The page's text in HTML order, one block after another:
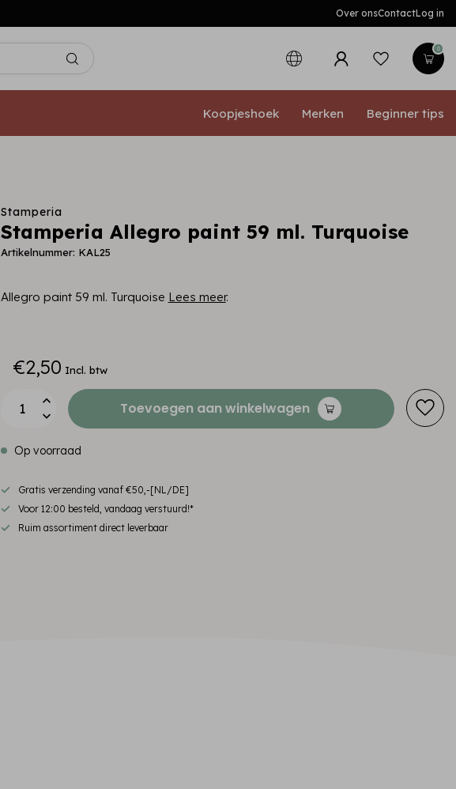
Over onsContactLog in
0
Koopjeshoek Merken Beginner tips
Stamperia
Stamperia Allegro paint 59 ml. Turquoise
Artikelnummer: KAL25
Allegro paint 59 ml. Turquoise Lees meer.
€2,50 Incl. btw
Toevoegen aan winkelwagen
Op voorraad
Gratis verzending vanaf €50,-[NL/DE]
Voor 12:00 besteld, vandaag verstuurd!*
Ruim assortiment direct leverbaar